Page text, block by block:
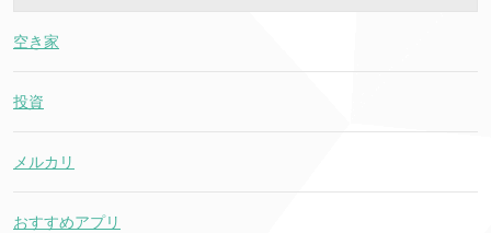
空き家
投資
メルカリ
おすすめアプリ